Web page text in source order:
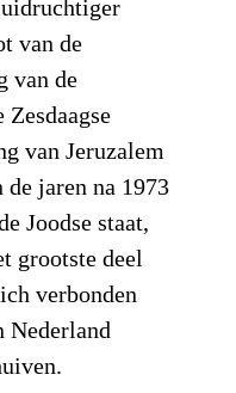
van de
van de
van Jeruzalem
jaren na 1973
Joodse staat,
grootste deel
verbonden
Nederland